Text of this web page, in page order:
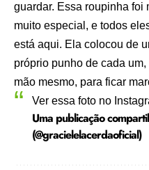
guardar. Essa roupinha foi
muito especial, e todos
está aqui. Ela colocou de
próprio punho de cada
mão mesmo, para ficar
Ver essa foto no
Uma publicação
(@gracielelacerdaoficial)